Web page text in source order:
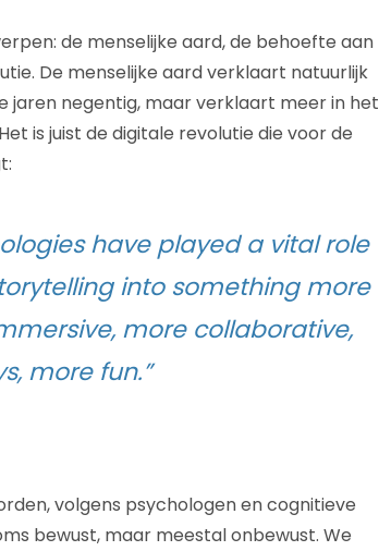
de menselijke aard, de behoefte aan
De menselijke aard verklaart natuurlijk
jaren negentig, maar verklaart meer in het
is juist de digitale revolutie die voor de
have played a vital role
into something more
more collaborative,
more fun.”
volgens psychologen en cognitieve
bewust, maar meestal onbewust. We